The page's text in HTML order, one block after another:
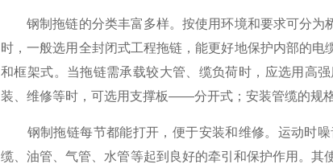
钢制拖链的分类丰富多样。按使用环境和要求可分为
时，一般选用全封闭式工程拖链，能更好地保护内部的
和框架式。当拖链需承载较大管、缆负荷时，应选用高
装、维修等时，可选用支撑板——分开式；安装管缆的规
钢制拖链每节都能打开，便于安装和维修。运动时噪
缆、油管、气管、水管等起到良好的牵引和保护作用。